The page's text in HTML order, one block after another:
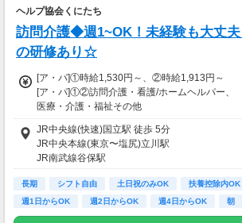
・日給1万2500円×20日=25万円
※割増賃金あり：週40h以上(月160h以上)超過
の場合
---------------------------------------------------
■法定研修について ----------------
・研修終了後に3万円を支給
・3日間（20h）の法定研修あり
・昼食お弁当無料
ヘルプ協会くにたち
訪問介護◆週1~OK！未経験も大丈
の研修あり☆
[ア・パ]①時給1,530円～、②時給1,913円～
[ア・パ]①②訪問介護・看護/ホームヘルパー、
医療・介護・福祉その他
①1530円～1550円（初年度）
②1912.5円～1937.5円（初年度深夜手当含む）
＜内訳＞
①5：00～22：00（基本賃金）
②22：00～5：00（基本賃金+深夜手当）
※実習の期間は①時給1,163円 ②①＋深夜手
JR中央線(快速)国立駅 徒歩 5分
JR中央本線(東京〜塩尻)立川駅
JR南武線谷保駅
長期 シフト自由 土日祝のみOK 扶養控除内OK
週1日からOK
週2日からOK 週4日からOK 朝